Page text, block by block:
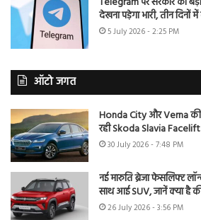
देखना पड़ेगा भारी, तीन दिनों
5 July 2026 - 2:25 PM
ऑटो जगत
Honda City और Verna
रही Skoda Slavia Facelift
30 July 2026 - 7:48 PM
नई मारुति ब्रेजा फेसलिफ्ट
साथ आई SUV, जानें क्या है
26 July 2026 - 3:56 PM